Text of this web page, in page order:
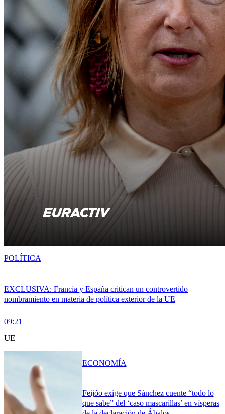
EXCLUSIVA: Francia y España critican un controvertido
nombramiento en materia de política exterior de la UE
09:21
POLÍTICA
UE
Feijóo exige que Sánchez cuente “todo lo
que sabe” del ‘caso mascarillas’ en vísperas
ECONOMÍA